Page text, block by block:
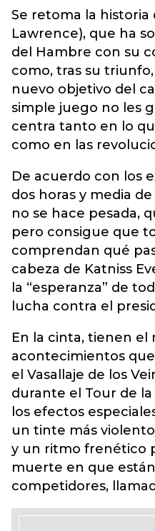
Se retoma la historia
Lawrence), que ha
del Hambre con su
como, tras su
nuevo objetivo del
simple juego no les
centra tanto en lo
como en las
De acuerdo con los
dos horas y media de
no se hace pesada,
pero consigue que
comprendan qué
cabeza de Katniss
la “esperanza” de
lucha contra el
En la cinta, tienen el
acontecimientos
el Vasallaje de los
durante el Tour de
los efectos
un tinte más
y un ritmo frenético
muerte en que
competidores,